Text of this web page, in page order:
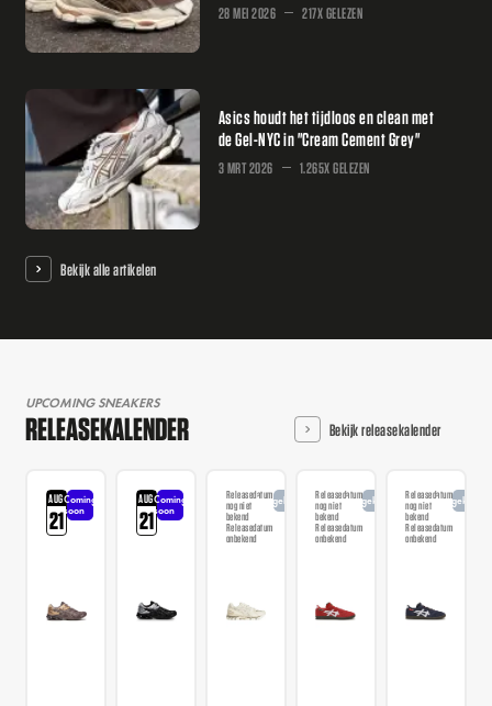
28 MEI 2026 217X GELEZEN
Asics houdt het tijdloos en clean met
de Gel-NYC in "Cream Cement Grey"
3 MRT 2026 1.265X GELEZEN
Bekijk alle artikelen
UPCOMING SNEAKERS
RELEASEKALENDER Bekijk releasekalender
AUG
21
Coming
soon
AUG
21
Coming
soon
Releasedatum
nog niet
bekend
Releasedatum
onbekend
AangekondigdReleasedatum
nog niet
bekend
Releasedatum
onbekend
AangekondigdReleasedatum
nog niet
bekend
Releasedatum
onbekend